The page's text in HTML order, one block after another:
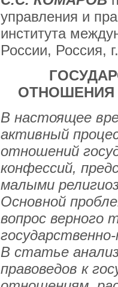
управления и
института
России, Россия,
ОТНОШЕНИЯ
В настоящее
активный
отношений
конфессий,
малыми
Основной
вопрос верного
В статье
правоведов к